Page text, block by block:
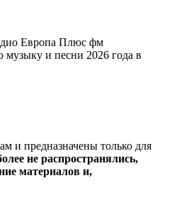
Европа Плюс фм
музыку и песни 2026 года в
и предназначены только для
не распространялись,
материалов и,